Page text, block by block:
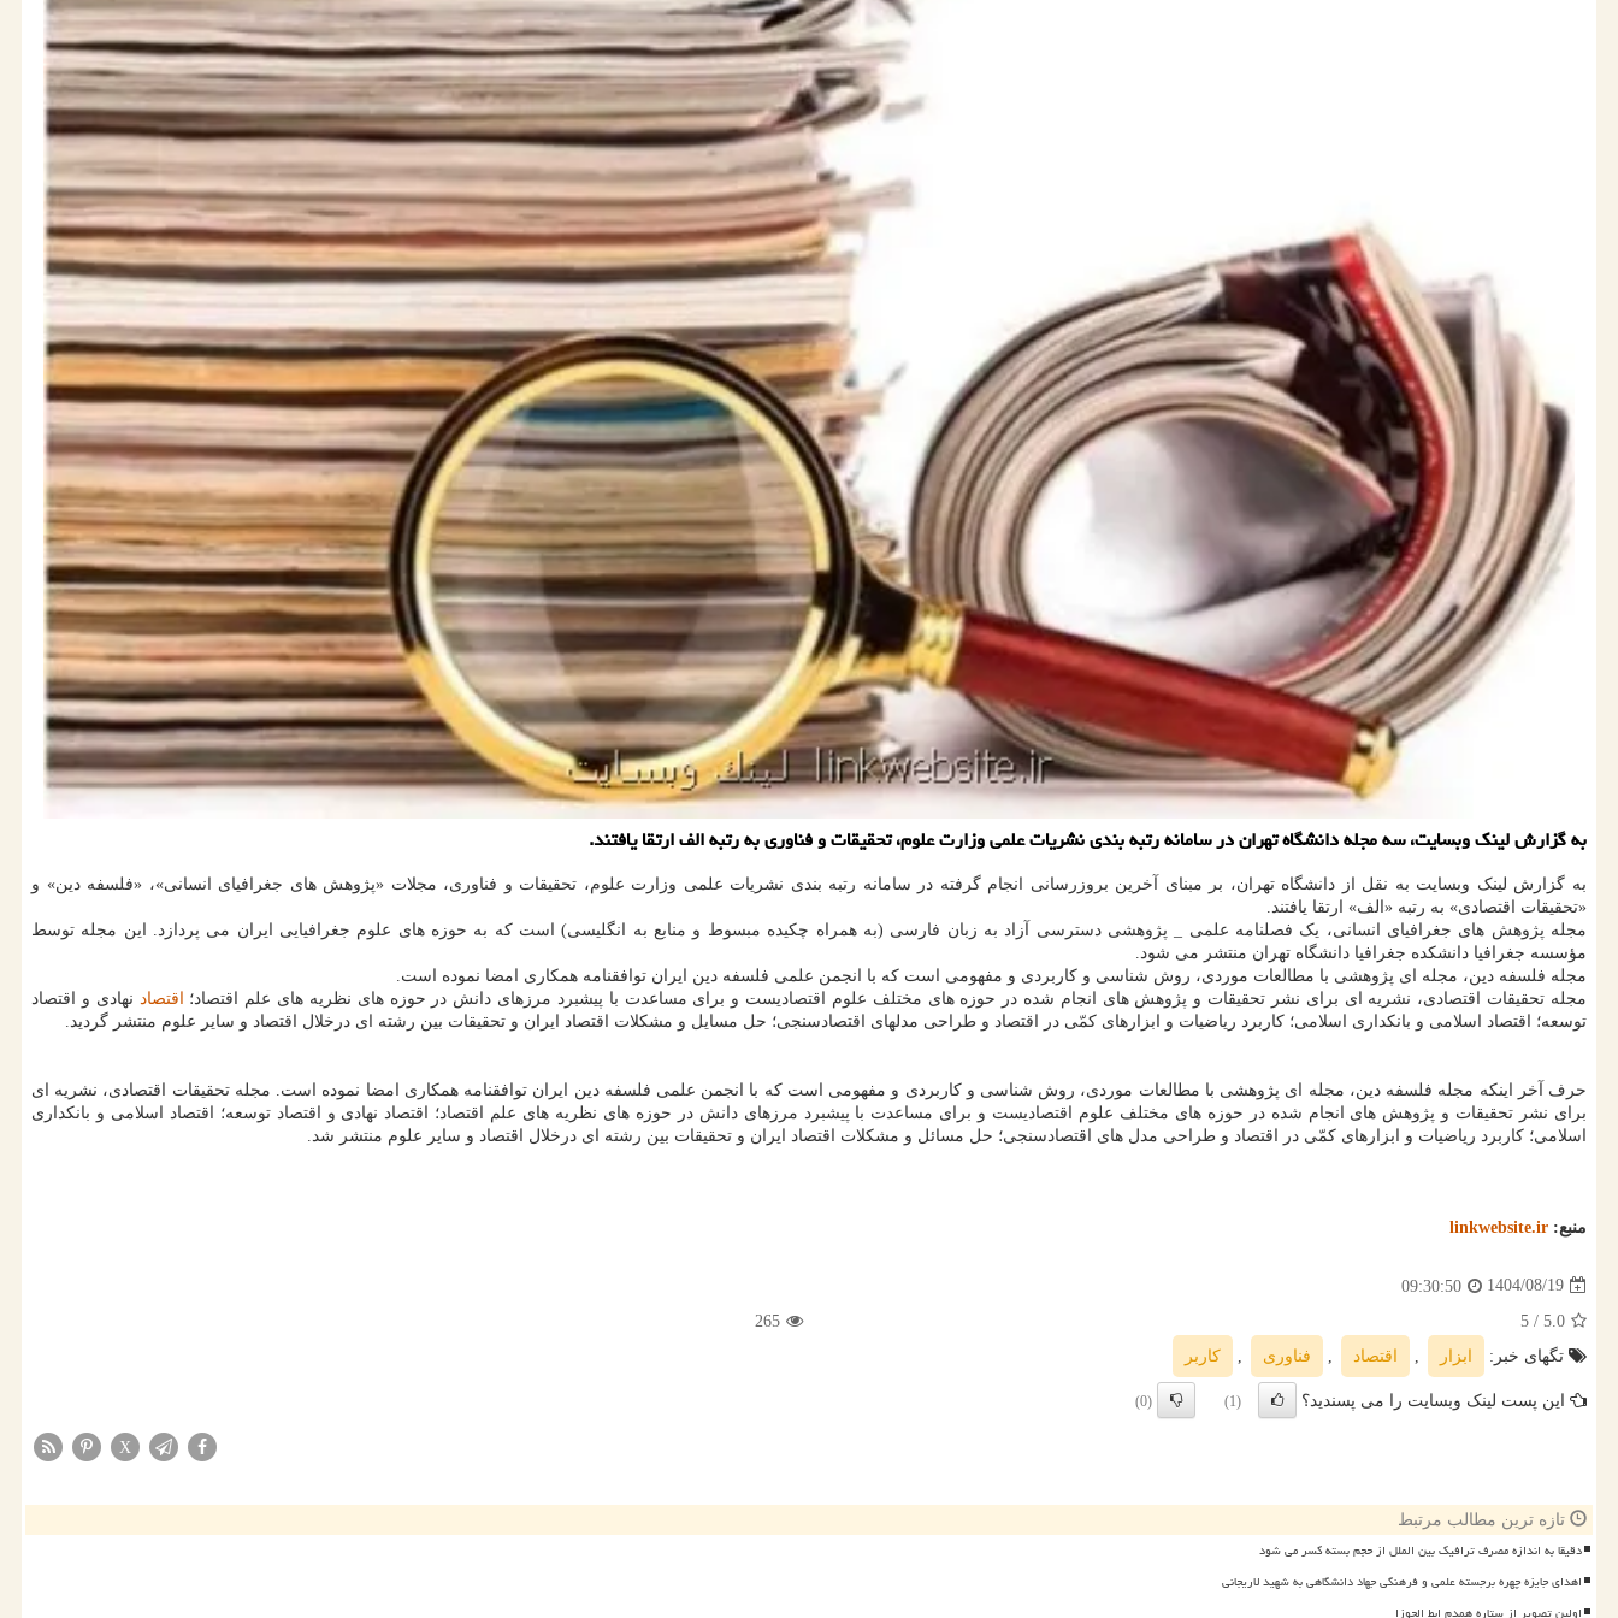
به گزارش لینک وبسایت، سه مجله دانشگاه تهران در سامانه رتبه بندی نشریات علمی وزارت علوم، تحقیقات و فناوری به رتبه الف ارتقا یافتند.
به گزارش لینک وبسایت به نقل از دانشگاه تهران، بر مبنای آخرین بروزرسانی انجام گرفته در سامانه رتبه بندی نشریات علمی وزارت علوم، تحقیقات و فناوری، مجلات «پژوهش های جغرافیای انسانی»، «فلسفه دین» و
«تحقیقات اقتصادی» به رتبه «الف» ارتقا یافتند.
مجله پژوهش های جغرافیای انسانی، یک فصلنامه علمی _ پژوهشی دسترسی آزاد به زبان فارسی (به همراه چکیده مبسوط و منابع به انگلیسی) است که به حوزه های علوم جغرافیایی ایران می پردازد. این مجله توسط
مؤسسه جغرافیا دانشکده جغرافیا دانشگاه تهران منتشر می شود.
مجله فلسفه دین، مجله ای پژوهشی با مطالعات موردی، روش شناسی و کاربردی و مفهومی است که با انجمن علمی فلسفه دین ایران توافقنامه همکاری امضا نموده است.
مجله تحقیقات اقتصادی، نشریه ای برای نشر تحقیقات و پژوهش های انجام شده در حوزه های مختلف علوم اقتصادیست و برای مساعدت با پیشبرد مرزهای دانش در حوزه های نظریه های علم اقتصاد؛
اقتصاد نهادی و اقتصاد
توسعه؛ اقتصاد اسلامی و بانکداری اسلامی؛ کاربرد ریاضیات و ابزارهای کمّی در اقتصاد و طراحی مدلهای اقتصادسنجی؛ حل مسایل و مشکلات اقتصاد ایران و تحقیقات بین رشته ای درخلال اقتصاد و سایر علوم منتشر گردید.
حرف آخر اینکه مجله فلسفه دین، مجله ای پژوهشی با مطالعات موردی، روش شناسی و کاربردی و مفهومی است که با انجمن علمی فلسفه دین ایران توافقنامه همکاری امضا نموده است. مجله تحقیقات اقتصادی، نشریه ای
برای نشر تحقیقات و پژوهش های انجام شده در حوزه های مختلف علوم اقتصادیست و برای مساعدت با پیشبرد مرزهای دانش در حوزه های نظریه های علم اقتصاد؛ اقتصاد نهادی و اقتصاد توسعه؛ اقتصاد اسلامی و بانکداری
اسلامی؛ کاربرد ریاضیات و ابزارهای کمّی در اقتصاد و طراحی مدل های اقتصادسنجی؛ حل مسائل و مشکلات اقتصاد ایران و تحقیقات بین رشته ای درخلال اقتصاد و سایر علوم منتشر شد.
منبع: linkwebsite.ir
1404/08/19
09:30:50
5.0
/ 5
265
تگهای خبر:
ابزار , اقتصاد , فناوری , كاربر
این پست لینک وبسایت را می پسندید؟ (1)
(0)
X
تازه ترین مطالب مرتبط
دقیقا به اندازه مصرف ترافیک بین الملل از حجم بسته کسر می شود
اهدای جایزه چهره برجسته علمی و فرهنگی جهاد دانشگاهی به شهید لاریجانی